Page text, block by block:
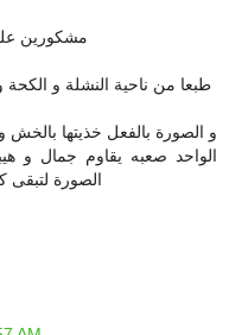
مشكورين
طبعا من ناحية النشلة و الكحة
و الصورة بالفعل خذيتها
الواحد صعبه يقاوم جمال و
الصورة لتبقى